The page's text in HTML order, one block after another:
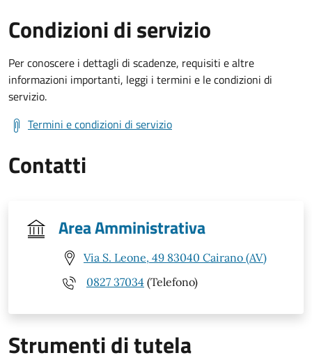
Condizioni di servizio
Per conoscere i dettagli di scadenze, requisiti e altre
informazioni importanti, leggi i termini e le condizioni di
servizio.
Termini e condizioni di servizio
Contatti
Area Amministrativa
Via S. Leone, 49 83040 Cairano (AV)
0827 37034 (Telefono)
Strumenti di tutela